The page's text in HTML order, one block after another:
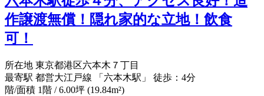
作譲渡無償！隠れ家的な立地！飲食
可！
所在地 東京都港区六本木７丁目
最寄駅 都営大江戸線 「六本木駅」 徒歩：4分
階/面積 1階 / 6.00坪 (19.84m²)